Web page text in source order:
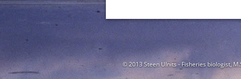
© 2013 Steen Ulnits - Fisheries biologist,